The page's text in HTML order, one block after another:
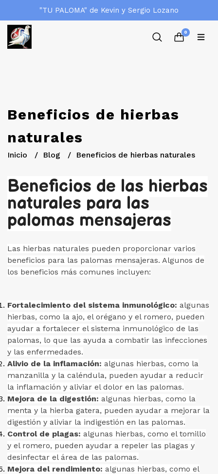
"TU PALOMA" de Kevin y Sergio Lozano
0
Beneficios de hierbas
naturales
Inicio Blog Beneficios de hierbas naturales
Beneficios de las hierbas
naturales para las
palomas mensajeras
Las hierbas naturales pueden proporcionar varios
beneficios para las palomas mensajeras. Algunos de
los beneficios más comunes incluyen:
Fortalecimiento del sistema inmunológico: algunas
hierbas, como la ajo, el orégano y el romero, pueden
ayudar a fortalecer el sistema inmunológico de las
palomas, lo que las ayuda a combatir las infecciones
y las enfermedades.
Alivio de la inflamación: algunas hierbas, como la
manzanilla y la caléndula, pueden ayudar a reducir
la inflamación y aliviar el dolor en las palomas.
Mejora de la digestión: algunas hierbas, como la
menta y la hierba gatera, pueden ayudar a mejorar la
digestión y aliviar la indigestión en las palomas.
Control de plagas: algunas hierbas, como el tomillo
y el romero, pueden ayudar a repeler las plagas y
desinfectar el área de las palomas.
Mejora del rendimiento: algunas hierbas, como el